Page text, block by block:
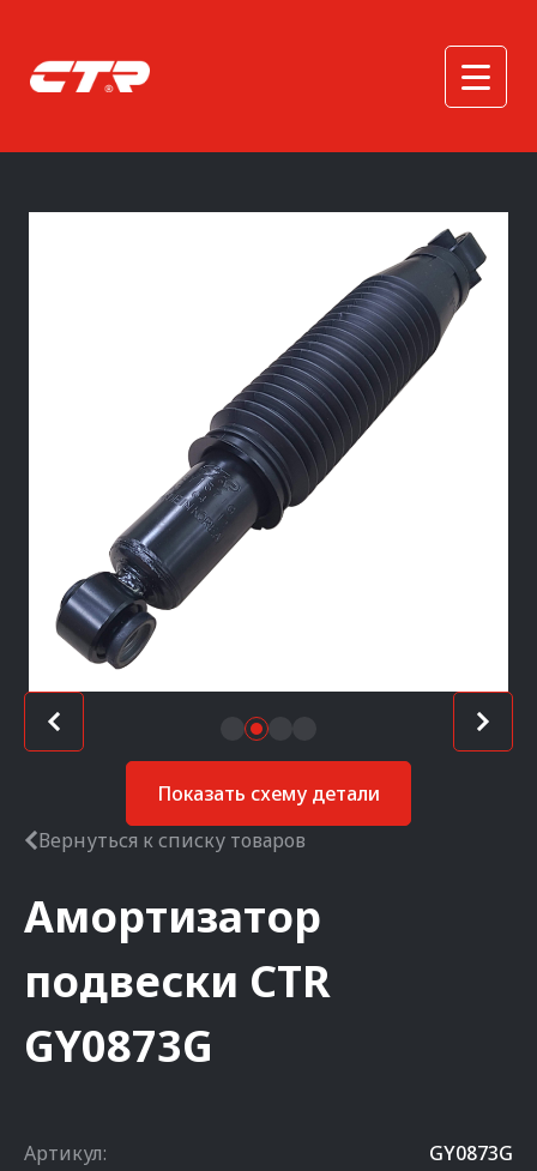
Показать схему детали
Вернуться к списку товаров
Амортизатор
подвески CTR
GY0873G
Артикул:
GY0873G